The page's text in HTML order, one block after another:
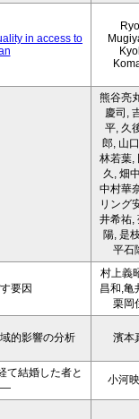
in access to
熊谷亮
慶司,
平, 久
郎, 山
林若葉,
久, 畑
中村華
リング
井希祐,
陽, 是
平石
要因
村上義
昌和,亀
栗岡
的影響の分析 濱本
て結婚した者と
―
小河